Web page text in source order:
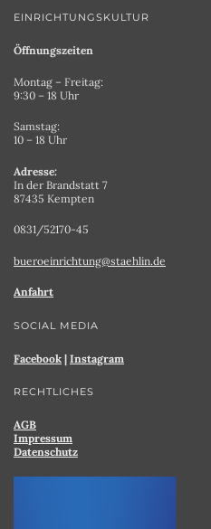
EINRICHTUNGSKULTUR
Öffnungszeiten
Montag – Freitag:
9:30 – 18 Uhr
Samstag:
10 – 18 Uhr
Adresse:
In der Brandstatt 7
87435 Kempten
0831/52170-45
bueroeinrichtung@staehlin.de
Anfahrt
SOCIAL MEDIA
Facebook | Instagram
RECHTLICHES
AGB
Impressum
Datenschutz